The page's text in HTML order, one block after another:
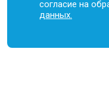
согласие на
данных.